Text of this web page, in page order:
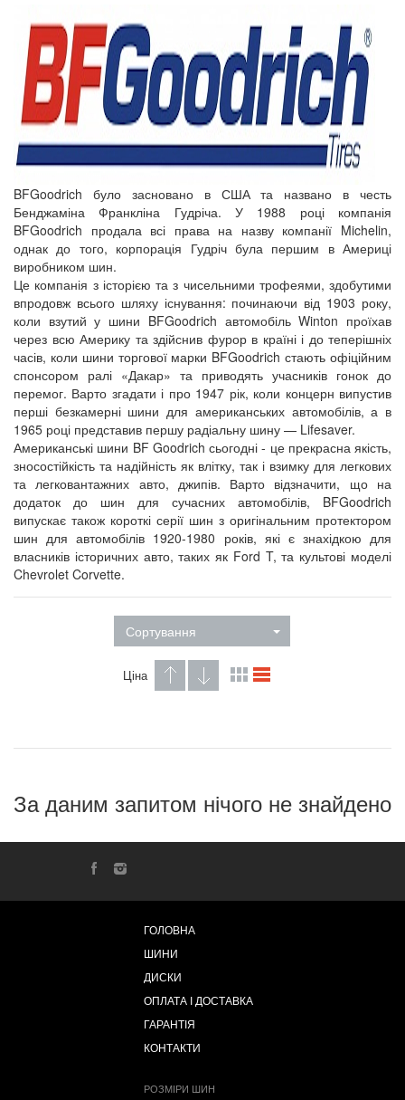
BFGoodrich було засновано в США та названо в честь
Бенджаміна Франкліна Гудріча. У 1988 році компанія
BFGoodrich продала всі права на назву компанії Michelin,
однак до того, корпорація Гудріч була першим в Америці
виробником шин.
Це компанія з історією та з чисельними трофеями, здобутими
впродовж всього шляху існування: починаючи від 1903 року,
коли взутий у шини BFGoodrich автомобіль Winton проїхав
через всю Америку та здійснив фурор в країні і до теперішніх
часів, коли шини торгової марки BFGoodrich стають офіційним
спонсором ралі «Дакар» та приводять учасників гонок до
перемог. Варто згадати і про 1947 рік, коли концерн випустив
перші безкамерні шини для американських автомобілів, а в
1965 році представив першу радіальну шину — Lifesaver.
Американські шини BF Goodrich сьогодні - це прекрасна якість,
зносостійкість та надійність як влітку, так і взимку для легкових
та легковантажних авто, джипів. Варто відзначити, що на
додаток до шин для сучасних автомобілів, BFGoodrich
випускає також короткі серії шин з оригінальним протектором
шин для автомобілів 1920-1980 років, які є знахідкою для
власників історичних авто, таких як Ford T, та культові моделі
Chevrolet Corvette.
Сортування
Ціна
За даним запитом нічого не знайдено
ГОЛОВНА
ШИНИ
ДИСКИ
ОПЛАТА І ДОСТАВКА
ГАРАНТІЯ
КОНТАКТИ
РОЗМІРИ ШИН